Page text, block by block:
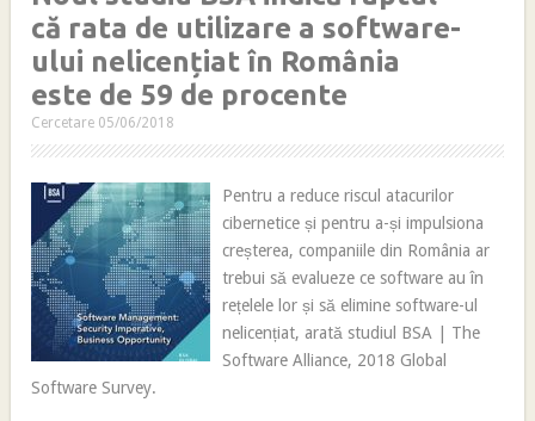
că rata de utilizare a software-
ului nelicențiat în România
este de 59 de procente
Cercetare 05/06/2018
Pentru a reduce riscul atacurilor
cibernetice și pentru a-și impulsiona
creșterea, companiile din România ar
trebui să evalueze ce software au în
rețelele lor și să elimine software-ul
nelicențiat, arată studiul BSA | The
Software Alliance, 2018 Global
Software Survey.